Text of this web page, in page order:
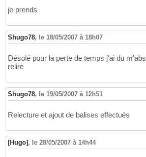
je prends
Shugo78, le 18/05/2007 à 18h07
Désolé pour la perte de temps j'ai du
relire
Shugo78, le 19/05/2007 à 12h51
Relecture et ajout de balises effectués
[Hugo] , le 28/05/2007 à 14h44